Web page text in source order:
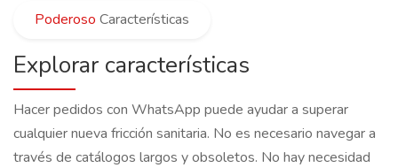
Poderoso Características
Explorar características
Hacer pedidos con WhatsApp puede ayudar a superar
cualquier nueva fricción sanitaria. No es necesario navegar a
través de catálogos largos y obsoletos. No hay necesidad